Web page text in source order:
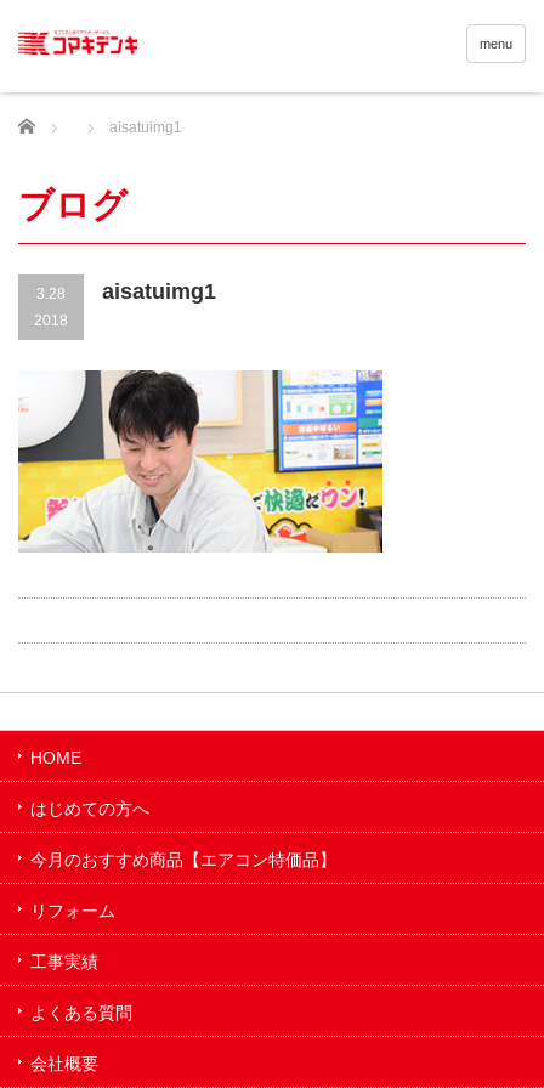
menu
Home aisatuimg1
ブログ
3.28
2018
aisatuimg1
HOME
はじめての方へ
今月のおすすめ商品【エアコン特価品】
リフォーム
工事実績
よくある質問
会社概要